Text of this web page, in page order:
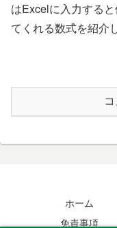
はExcelに入力する
てくれる数式を紹介
ホーム
免責事項